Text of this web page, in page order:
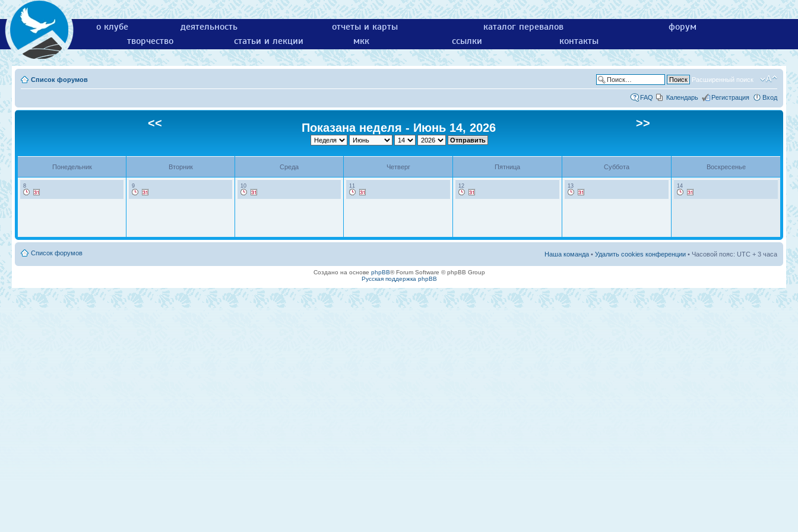
о клубе деятельность отчеты и карты каталог перевалов
форум
творчество
статьи и лекции мкк ссылки контакты
Список форумов Расширенный поиск
FAQ Календарь Регистрация Вход
<< Показана неделя - Июнь 14, 2026 >>
Понедельник Вторник Среда Четверг Пятница Суббота Воскресенье
8 9 10 11 12 13 14
Список форумов Наша команда • Удалить cookies конференции • Часовой пояс: UTC + 3 часа
Создано на основе phpBB® Forum Software © phpBB Group
Русская поддержка phpBB